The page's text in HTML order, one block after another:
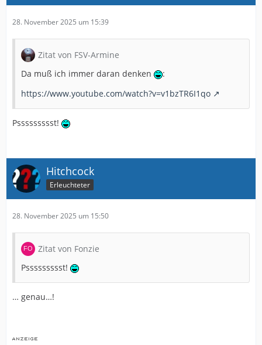
28. November 2025 um 15:39
Zitat von FSV-Armine
Da muß ich immer daran denken
:
https://www.youtube.com/watch?v=v1bzTR6I1qo
Pssssssssst!
Hitchcock
Erleuchteter
28. November 2025 um 15:50
Zitat von Fonzie
Pssssssssst!
… genau…!